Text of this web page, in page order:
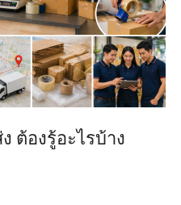
ต้องรู้อะไรบ้าง